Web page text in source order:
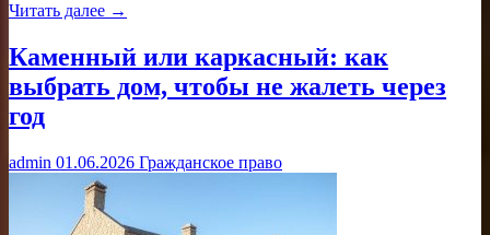
Читать далее →
Каменный или каркасный: как
выбрать дом, чтобы не жалеть через
год
admin 01.06.2026 Гражданское право